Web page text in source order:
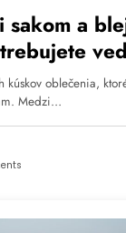
sakom a
kúskov oblečenia,
Medzi…